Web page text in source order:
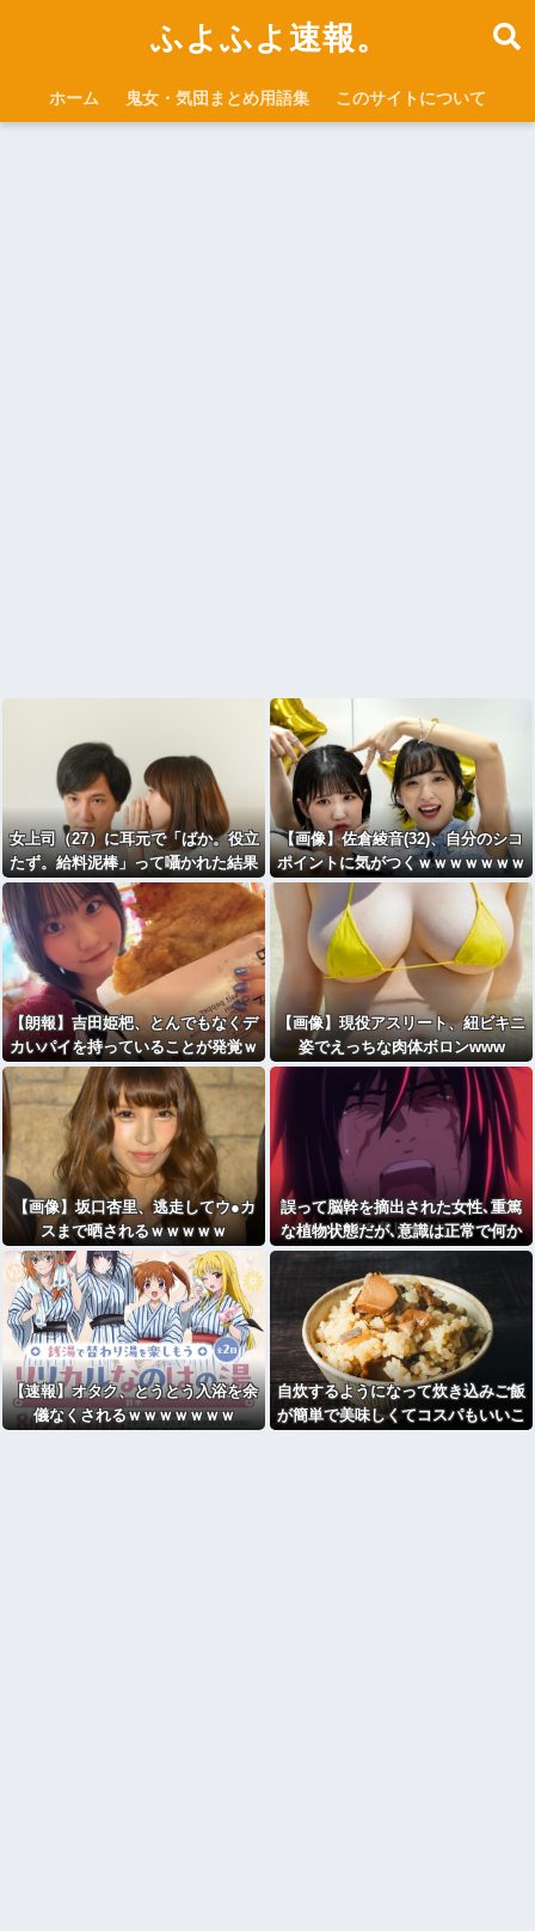
ふよふよ速報。
ホーム 鬼女・気団まとめ用語集 このサイトについて
女上司（27）に耳元で「ばか。役立
たず。給料泥棒」って囁かれた結果
ｗｗｗｗｗｗｗｗｗ
【画像】佐倉綾音(32)、自分のシコ
ポイントに気がつくｗｗｗｗｗｗｗ
ｗｗｗ
【朗報】吉田姫杷、とんでもなくデ
カいパイを持っていることが発覚ｗ
ｗｗｗｗｗｗｗｗｗｗｗｗｗｗｗｗ
ｗｗｗｗｗｗｗｗｗｗｗｗｗｗ
【画像】現役アスリート、紐ビキニ
姿でえっちな肉体ボロンwww
【画像】坂口杏里、逃走してウ●カ
スまで晒されるｗｗｗｗｗ
誤って脳幹を摘出された女性､重篤
な植物状態だが､意識は正常で何か
を思考していると判明
【速報】オタク、とうとう入浴を余
儀なくされるｗｗｗｗｗｗｗ
自炊するようになって炊き込みご飯
が簡単で美味しくてコスパもいいこ